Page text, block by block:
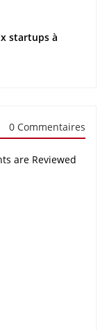
startups à
0 Commentaires
are Reviewed